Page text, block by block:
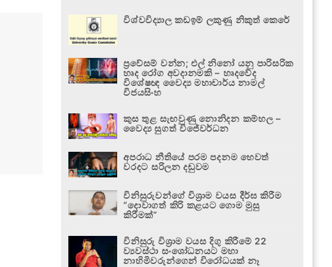
විශ්වවිද්‍යාල කඩඉම් ලකුණු නිකුත් කෙරේ
ප්‍රවේසම් වන්න; එල් නිනෝ යනු පාරිසරික
හෘද රෝග අවදානමකි – හෘදවේද
විශේෂඥ වෛද්‍ය මහාචාර්ය නාමල්
විජයසිංහ
කුස තුළ සැඟවුණු නොනිදන කම්හල –
වෛද්‍ය සුගත් විජේවර්ධන
අපරාධ නීතියේ පරම පදනම හෙවත්
වරදට සරිලන දඬුවම
විනිසුරුවන්ගේ විශ්‍රාම වයස දීර්ඝ කිරීම
“දොවාගත් කිරි කළයට ගොම මුසු
කිරීමක්”
විනිසුරු විශ්‍රාම වයස දිගු කිරීමේ 22
ව්‍යවස්ථා සංශෝධනයට මහා
නාහිමිවරුන්ගෙන් විරෝධයක් නෑ